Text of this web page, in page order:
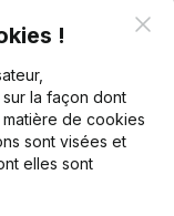
!
la façon dont
de cookies
sont visées et
elles sont
d’entreprise
internationale